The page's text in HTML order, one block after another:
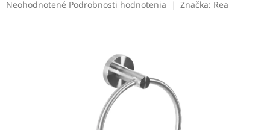
Priemerné
Neohodnotené Podrobnosti hodnotenia Značka: Rea